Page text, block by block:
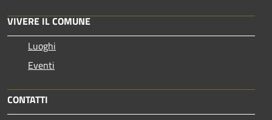
VIVERE IL COMUNE
Luoghi
Eventi
CONTATTI